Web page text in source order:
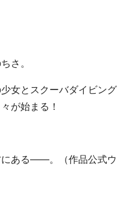
さ。
女とスクーバダイビング
が始まる！
にある――。（作品公式ウ